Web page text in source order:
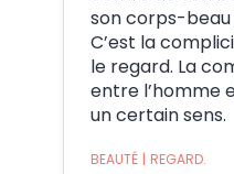
son corps-beau
C’est la
le regard. La
entre l’homme
un certain sens.
BEAUTÉ | REGARD.